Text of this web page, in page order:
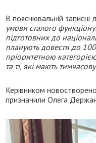
В пояснювальній записці
умови сталого
підготовних до
планують довести до
пріоритетною
та ті, які мають
Керівником
призначили Олега